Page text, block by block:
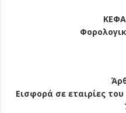
Εισφορά σε εταιρίες